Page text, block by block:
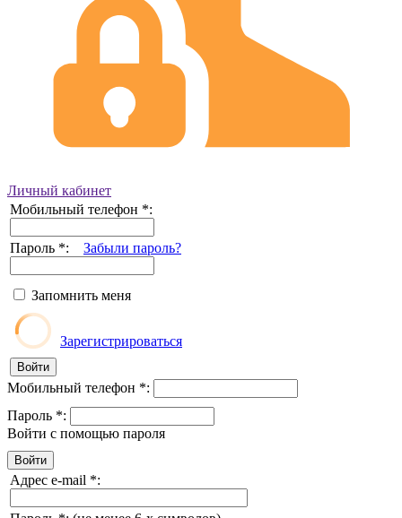
Личный кабинет
Мобильный телефон *:
Пароль *: Забыли пароль?
Запомнить меня
Зарегистрироваться
Мобильный телефон *:
Пароль *:
Войти с помощью пароля
Адрес e-mail *: